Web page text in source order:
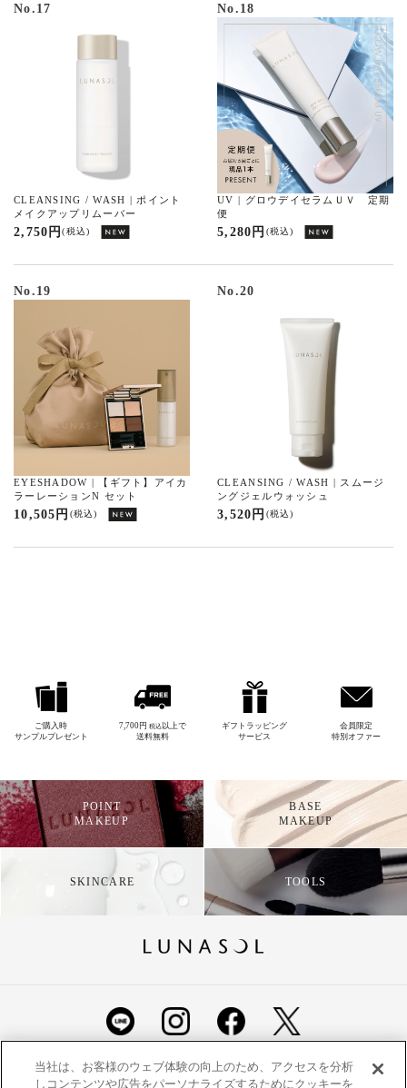
No.17
CLEANSING / WASH | ポイント
メイクアップリムーバー
(税込)
2,750 円
No.18
UV | グロウデイセラムＵＶ 定期
便
(税込)
5,280 円
No.19
EYESHADOW | 【ギフト】アイカ
ラーレーションN セット
(税込)
10,505 円
No.20
CLEANSING / WASH | スムージ
ングジェルウォッシュ
(税込)
3,520 円
ご購入時
サンプルプレゼント
7,700円 税込 以上で
送料無料
ギフトラッピング
サービス
会員限定
特別オファー
POINT
MAKEUP
BASE
MAKEUP
SKINCARE TOOLS
ショッピングガイド よくあるご質問 お問い合わせ
当社は、お客様のウェブ体験の向上のため、アクセスを分析
しコンテンツや広告をパーソナライズするためにクッキーを